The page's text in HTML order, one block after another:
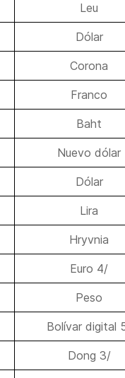
Leu
Dólar
Corona
Franco
Baht
Nuevo dólar
Dólar
Lira
Hryvnia
Euro 4/
Peso
Bolívar digital
Dong 3/